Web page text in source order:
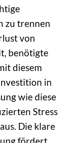
zu trennen
von
benötigte
diesem
in
wie diese
Stress
Die klare
fördert